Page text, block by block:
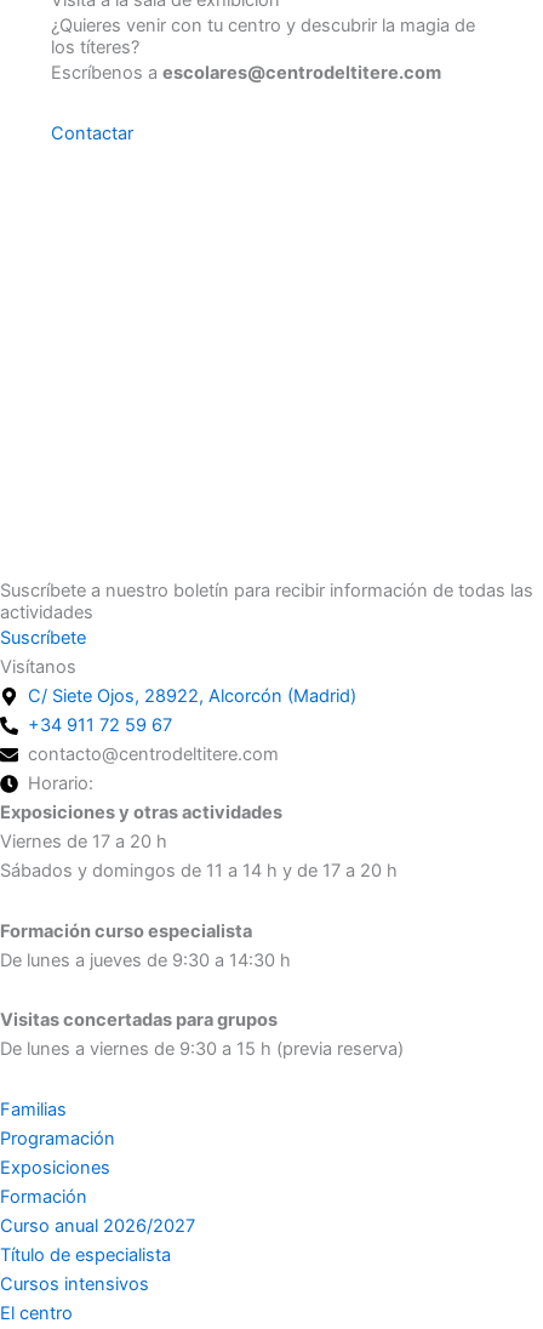
¿Quieres venir con tu centro y descubrir la magia de
los títeres?
Escríbenos aescolares@centrodeltitere.com
Contactar
Suscríbete a nuestro boletín para recibir información de todas las
actividades
Suscríbete
Visítanos
C/ Siete Ojos, 28922, Alcorcón (Madrid)
+34 911 72 59 67
contacto@centrodeltitere.com
Horario:
Exposiciones y otras actividades
Viernes de 17 a 20 h
Sábados y domingos de 11 a 14 h y de 17 a 20 h
Formación curso especialista
De lunes a jueves de 9:30 a 14:30 h
Visitas concertadas para grupos
De lunes a viernes de 9:30 a 15 h (previa reserva)
Familias
Programación
Exposiciones
Formación
Curso anual 2026/2027
Título de especialista
Cursos intensivos
El centro